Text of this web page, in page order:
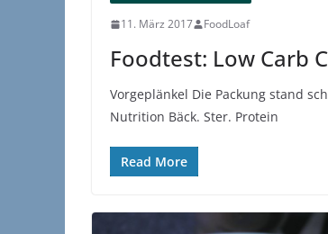
11. März 2017 FoodLoaf
Foodtest: Low Carb
Vorgeplänkel Die Packung stand
Nutrition Bäck. Ster. Protein
Read More